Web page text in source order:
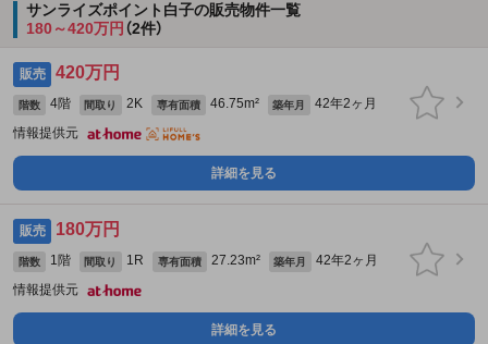
サンライズポイント白子の販売物件一覧
180～420万円 （2件）
販売 420万円
階数 4階 間取り 2K 専有面積 46.75m² 築年月
42年2ヶ月
情報提供元
詳細を見る
販売 180万円
階数 1階 間取り 1R 専有面積 27.23m² 築年月
42年2ヶ月
情報提供元
詳細を見る